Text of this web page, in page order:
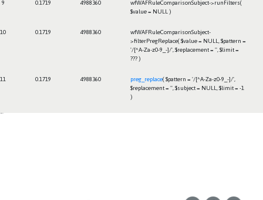
9 0.1719 4988360
wfWAFRuleComparisonSubject->runFilters(
$value = NULL )
10 0.1719 4988360
wfWAFRuleComparisonSubject-
>filterPregReplace($value = NULL
$pattern =
'/[^A-Za-z0-9_-]/' $replacement = '' $limit =
??? )
11 0.1719 4988360 preg_replace($pattern = '/[^A-Za-z0-9_-]/'
$replacement = '' $subject = NULL $limit = -1
)